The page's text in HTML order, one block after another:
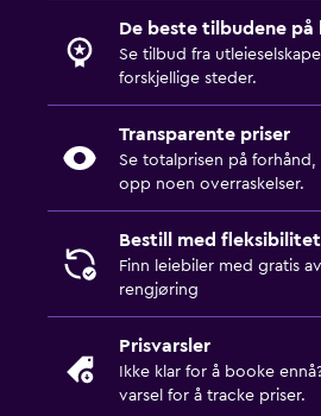
De beste tilbudene på
Se tilbud fra
forskjellige steder.
Transparente priser
Se totalprisen på
opp noen overraskelser.
Bestill med fleksibilitet
Finn leiebiler med gratis
rengjøring
Prisvarsler
Ikke klar for å booke
varsel for å tracke priser.